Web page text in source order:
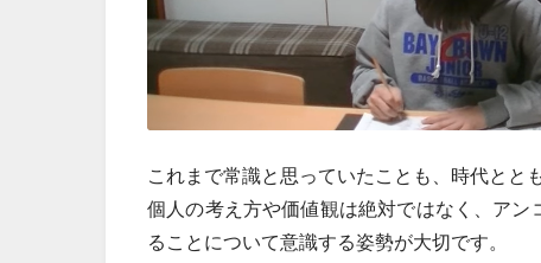
これまで常識と思っていたことも、時代とと
個人の考え方や価値観は絶対ではなく、ア
ることについて意識する姿勢が大切です。